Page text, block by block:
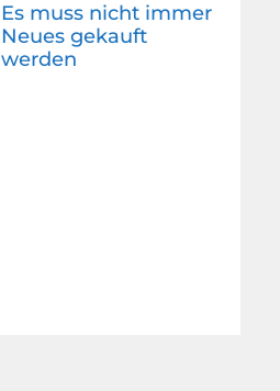
Es muss nicht immer
Neues gekauft
werden